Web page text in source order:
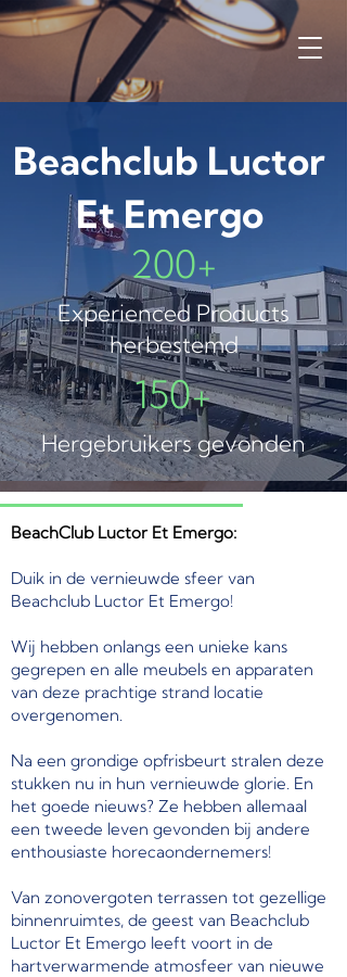
Beachclub Luctor
Et Emergo
200+
Experienced Products
herbestemd
150+
Hergebruikers gevonden
BeachClub Luctor Et Emergo:
Duik in de vernieuwde sfeer van
Beachclub Luctor Et Emergo!
Wij hebben onlangs een unieke kans
gegrepen en alle meubels en apparaten
van deze prachtige strand locatie
overgenomen.
Na een grondige opfrisbeurt stralen deze
stukken nu in hun vernieuwde glorie. En
het goede nieuws? Ze hebben allemaal
een tweede leven gevonden bij andere
enthousiaste horecaondernemers!
Van zonovergoten terrassen tot gezellige
binnenruimtes, de geest van Beachclub
Luctor Et Emergo leeft voort in de
hartverwarmende atmosfeer van nieuwe